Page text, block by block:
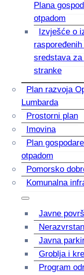
Plana
otpadom
Izvješće o
sredstava
stranke
Plan razvoja
Lumbarda
Prostorni plan
Imovina
Plan
otpadom
Pomorsko
Komunalna
Javne
Javna
Groblja i
Program